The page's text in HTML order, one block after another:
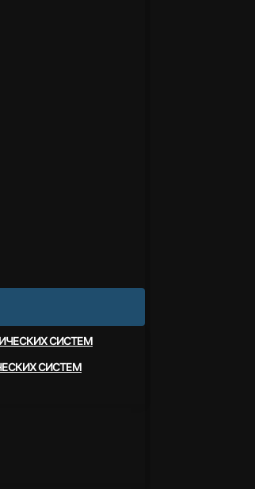
СИСТЕМ
СИСТЕМ